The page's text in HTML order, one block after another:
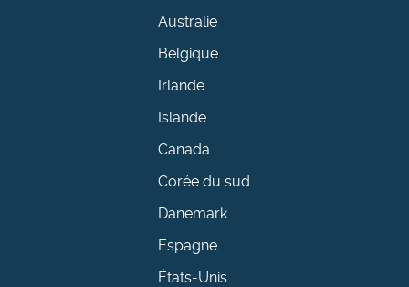
Australie
Belgique
Irlande
Islande
Canada
Corée du sud
Danemark
Espagne
États-Unis